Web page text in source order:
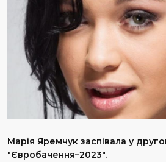
Марія Яремчук заспівала у
"Євробачення–2023".